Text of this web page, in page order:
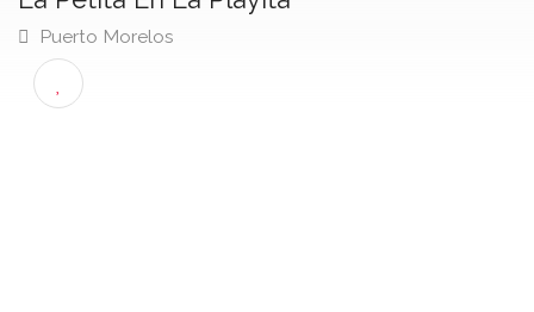
La Petita En La Playita
Puerto Morelos